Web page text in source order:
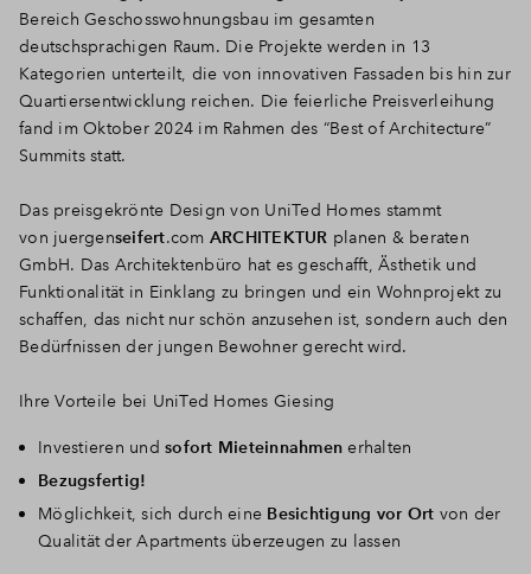
Bereich Geschosswohnungsbau im gesamten
deutschsprachigen Raum. Die Projekte werden in 13
Kategorien unterteilt, die von innovativen Fassaden bis hin zur
Quartiersentwicklung reichen. Die feierliche Preisverleihung
fand im Oktober 2024 im Rahmen des “Best of Architecture”
Summits statt.
Das preisgekrönte Design von UniTed Homes stammt
von juergenseifert.com ARCHITEKTUR planen & beraten
GmbH. Das Architektenbüro hat es geschafft, Ästhetik und
Funktionalität in Einklang zu bringen und ein Wohnprojekt zu
schaffen, das nicht nur schön anzusehen ist, sondern auch den
Bedürfnissen der jungen Bewohner gerecht wird.
Ihre Vorteile bei UniTed Homes Giesing
Investieren und sofort Mieteinnahmen erhalten
Bezugsfertig!
Möglichkeit, sich durch eine Besichtigung vor Ort von der
Qualität der Apartments überzeugen zu lassen